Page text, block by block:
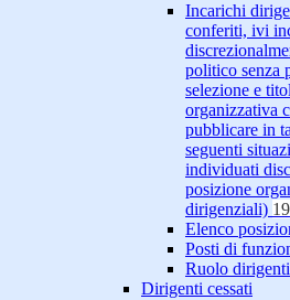
Incarichi
conferiti, ivi
politico senza
selezione e
organizzativa
pubblicare in
seguenti
individuati
posizione
dirigenziali) 19
Elenco
Posti di
Ruolo dirigenti
Dirigenti cessati